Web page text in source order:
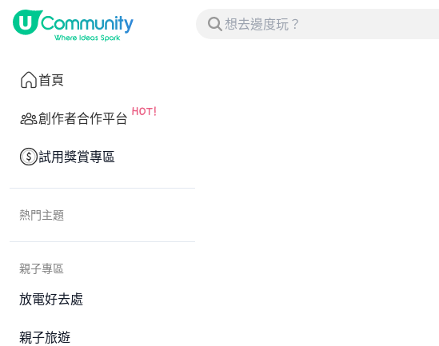
首頁
創作者合作平台
試用獎賞專區
熱門主題
親子專區
放電好去處
親子旅遊